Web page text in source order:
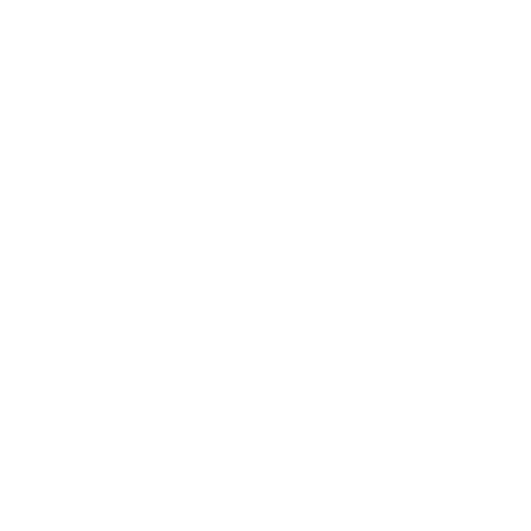
om honden en hun eigenaren te voorzien van